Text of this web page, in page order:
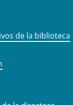
de la biblioteca